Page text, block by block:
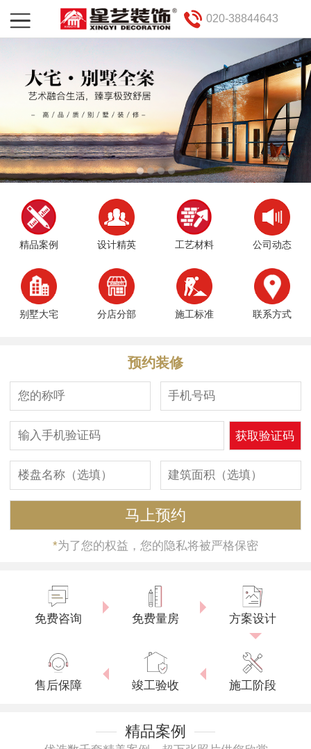
020-38844643
精品案例 设计精英 工艺材料 公司动态
别墅大宅 分店分部 施工标准 联系方式
预约装修
*为了您的权益，您的隐私将被严格保密
免费咨询 免费量房 方案设计
售后保障 竣工验收 施工阶段
精品案例